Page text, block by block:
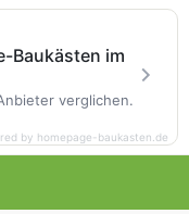
Baukästen im
verglichen.
by homepage-baukasten.de